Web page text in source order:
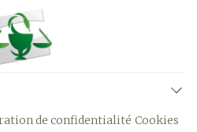
de confidentialité Cookies